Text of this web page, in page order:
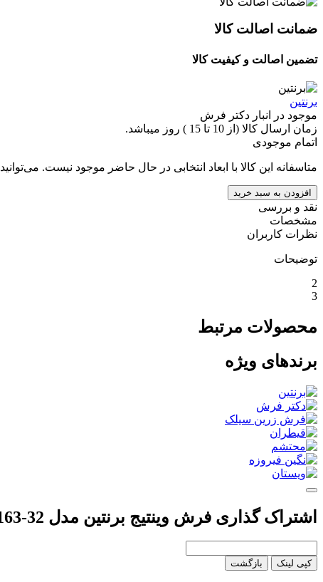
ضمانت اصالت کالا
تضمین اصالت و کیفیت کالا
برنتین
موجود در انبار دکتر فرش
زمان ارسال کالا (از 10 تا 15 ) روز میباشد.
اتمام موجودی
متاسفانه این کالا با ابعاد انتخابی در حال حاضر موجود نیست. می‌توانید
افزودن به سبد خرید
نقد و بررسی
مشخصات
نظرات کاربران
توضیحات
2
3
محصولات مرتبط
برندهای ویژه
اشتراک گذاری فرش وینتیج برنتین مدل 32-163
کپی لینک بازگشت